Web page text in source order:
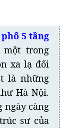
5 tầng
trong
xa lạ đối
là những
Hà Nội.
ngày càng
sư của